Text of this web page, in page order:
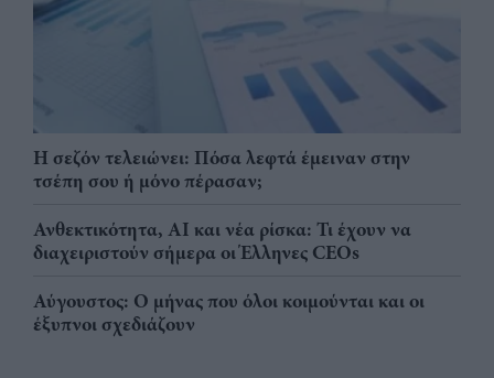
Η σεζόν τελειώνει: Πόσα λεφτά έμειναν στην
τσέπη σου ή μόνο πέρασαν;
Ανθεκτικότητα, AI και νέα ρίσκα: Τι έχουν να
διαχειριστούν σήμερα οι Έλληνες CEOs
Αύγουστος: Ο μήνας που όλοι κοιμούνται και οι
έξυπνοι σχεδιάζουν